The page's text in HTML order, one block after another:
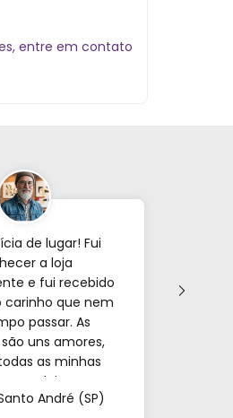
entre em contato
de lugar! Fui
a loja
e fui recebido
que nem
passar. As
uns amores,
as minhas
me deixaram
à vontade. É
André (SP)